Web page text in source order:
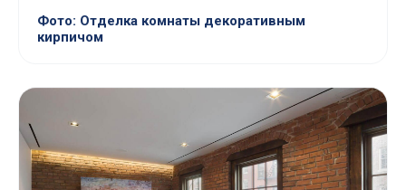
Фото: Отделка комнаты декоративным
кирпичом